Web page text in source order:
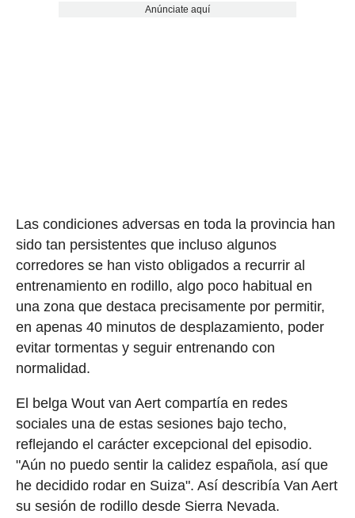
Anúnciate aquí
Las condiciones adversas en toda la provincia han
sido tan persistentes que incluso algunos
corredores se han visto obligados a recurrir al
entrenamiento en rodillo, algo poco habitual en
una zona que destaca precisamente por permitir,
en apenas 40 minutos de desplazamiento, poder
evitar tormentas y seguir entrenando con
normalidad.
El belga Wout van Aert compartía en redes
sociales una de estas sesiones bajo techo,
reflejando el carácter excepcional del episodio.
"Aún no puedo sentir la calidez española, así que
he decidido rodar en Suiza". Así describía Van Aert
su sesión de rodillo desde Sierra Nevada.